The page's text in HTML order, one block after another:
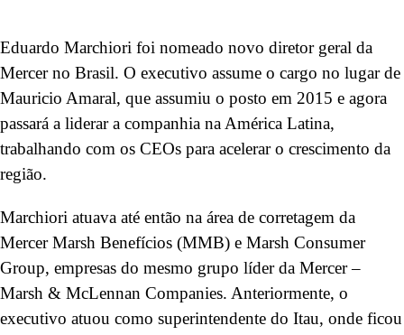
Eduardo Marchiori foi nomeado novo diretor geral da
Mercer no Brasil. O executivo assume o cargo no lugar de
Mauricio Amaral, que assumiu o posto em 2015 e agora
passará a liderar a companhia na América Latina,
trabalhando com os CEOs para acelerar o crescimento da
região.
Marchiori atuava até então na área de corretagem da
Mercer Marsh Benefícios (MMB) e Marsh Consumer
Group, empresas do mesmo grupo líder da Mercer –
Marsh & McLennan Companies. Anteriormente, o
executivo atuou como superintendente do Itau, onde ficou